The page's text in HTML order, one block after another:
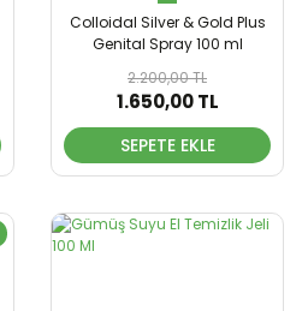
Colloidal Silver & Gold Plus
Genital Spray 100 ml
2.200,00 TL
1.650,00 TL
SEPETE EKLE